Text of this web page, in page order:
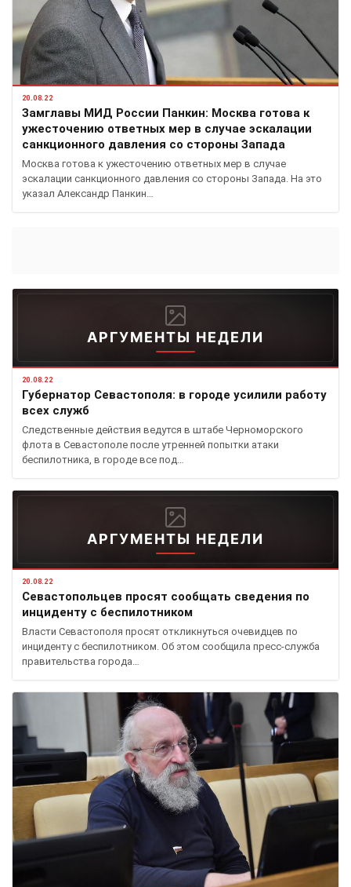
20.08.22
Замглавы МИД России Панкин: Москва готова к
ужесточению ответных мер в случае эскалации
санкционного давления со стороны Запада
Москва готова к ужесточению ответных мер в случае
эскалации санкционного давления со стороны Запада. На это
указал Александр Панкин…
АРГУМЕНТЫ НЕДЕЛИ
20.08.22
Губернатор Севастополя: в городе усилили работу
всех служб
Следственные действия ведутся в штабе Черноморского
флота в Севастополе после утренней попытки атаки
беспилотника, в городе все под…
АРГУМЕНТЫ НЕДЕЛИ
20.08.22
Севастопольцев просят сообщать сведения по
инциденту с беспилотником
Власти Севастополя просят откликнуться очевидцев по
инциденту с беспилотником. Об этом сообщила пресс-служба
правительства города…